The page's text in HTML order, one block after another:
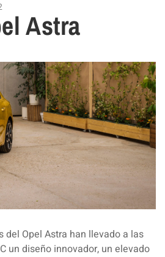
Astra
del Opel Astra han llevado a las
un diseño innovador, un elevado